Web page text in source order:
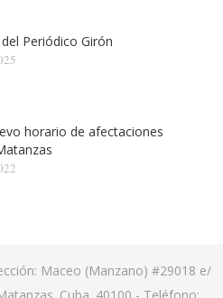
Periódico Girón
horario de afectaciones
Maceo (Manzano) #29018 e/